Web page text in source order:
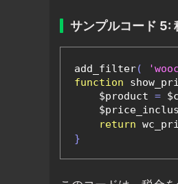
サンプルコード 5:
add_filter(
function
    $product
=
return
}